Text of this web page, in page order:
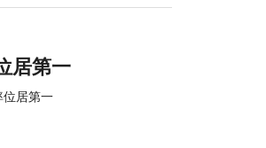
居第一
位居第一